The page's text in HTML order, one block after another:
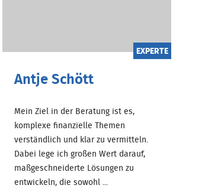
EXPERTE
Antje Schött
Mein Ziel in der Beratung ist es,
komplexe finanzielle Themen
verständlich und klar zu vermitteln.
Dabei lege ich großen Wert darauf,
maßgeschneiderte Lösungen zu
entwickeln, die sowohl ...